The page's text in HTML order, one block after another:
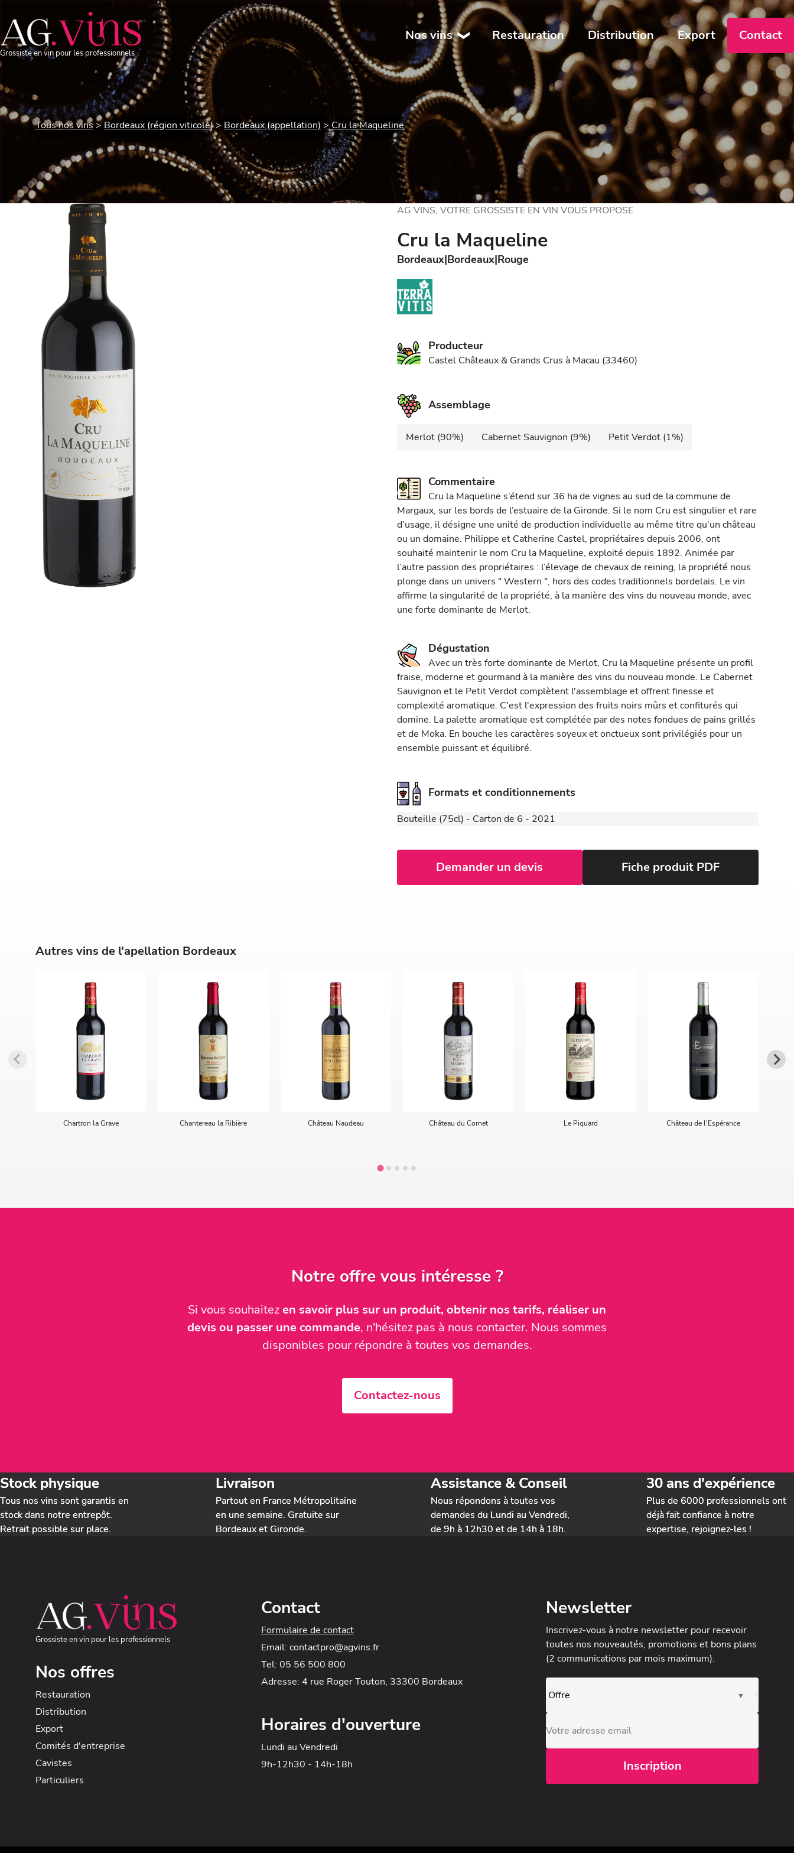
Grossiste en vin pour les professionnels
Nos vins Restauration Distribution Export Contact
Tous nos vins Bordeaux (région viticole) Bordeaux (appellation) Cru la Maqueline
AG VINS, VOTRE GROSSISTE EN VIN VOUS PROPOSE
Cru la Maqueline
Bordeaux Bordeaux Rouge
Producteur
Castel Châteaux & Grands Crus à Macau (33460)
Assemblage
Merlot (90%) Cabernet Sauvignon (9%) Petit Verdot (1%)
Commentaire
Cru la Maqueline s’étend sur 36 ha de vignes au sud de la commune de
Margaux, sur les bords de l’estuaire de la Gironde. Si le nom Cru est singulier et rare
d’usage, il désigne une unité de production individuelle au même titre qu’un château
ou un domaine. Philippe et Catherine Castel, propriétaires depuis 2006, ont
souhaité maintenir le nom Cru la Maqueline, exploité depuis 1892. Animée par
l’autre passion des propriétaires : l’élevage de chevaux de reining, la propriété nous
plonge dans un univers " Western ", hors des codes traditionnels bordelais. Le vin
affirme la singularité de la propriété, à la manière des vins du nouveau monde, avec
une forte dominante de Merlot.
Dégustation
Avec un très forte dominante de Merlot, Cru la Maqueline présente un profil
fraise, moderne et gourmand à la manière des vins du nouveau monde. Le Cabernet
Sauvignon et le Petit Verdot complètent l'assemblage et offrent finesse et
complexité aromatique. C'est l'expression des fruits noirs mûrs et confiturés qui
domine. La palette aromatique est complétée par des notes fondues de pains grillés
et de Moka. En bouche les caractères soyeux et onctueux sont privilégiés pour un
ensemble puissant et équilibré.
Formats et conditionnements
Bouteille (75cl) - Carton de 6 - 2021
Demander un devis Fiche produit PDF
Autres vins de l'apellation Bordeaux
Chartron la Grave Chantereau la Ribière Château Naudeau Château du Cornet Le Piquard Château de l'Espérance
Notre offre vous intéresse ?
Si vous souhaitezen savoir plus sur un produit, obtenir nos tarifs, réaliser un
devis ou passer une commande, n'hésitez pas à nous contacter. Nous sommes
disponibles pour répondre à toutes vos demandes.
Contactez-nous
Stock physique
Tous nos vins sont garantis en
stock dans notre entrepôt.
Retrait possible sur place.
Livraison
Partout en France Métropolitaine
en une semaine. Gratuite sur
Bordeaux et Gironde.
Assistance & Conseil
Nous répondons à toutes vos
demandes du Lundi au Vendredi,
de 9h à 12h30 et de 14h à 18h.
30 ans d'expérience
Plus de 6000 professionnels ont
déjà fait confiance à notre
expertise, rejoignez-les !
Grossiste en vin pour les professionnels
Nos offres
Restauration
Distribution
Export
Comités d'entreprise
Cavistes
Particuliers
Contact
Formulaire de contact
Email: contactpro@agvins.fr
Tel: 05 56 500 800
Adresse: 4 rue Roger Touton, 33300 Bordeaux
Horaires d'ouverture
Lundi au Vendredi
9h-12h30 - 14h-18h
Newsletter
Inscrivez-vous à notre newsletter pour recevoir
toutes nos nouveautés, promotions et bons plans
(2 communications par mois maximum).